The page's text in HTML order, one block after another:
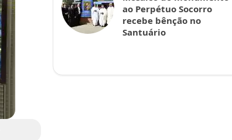
ao Perpétuo Socorro
recebe bênção no
Santuário